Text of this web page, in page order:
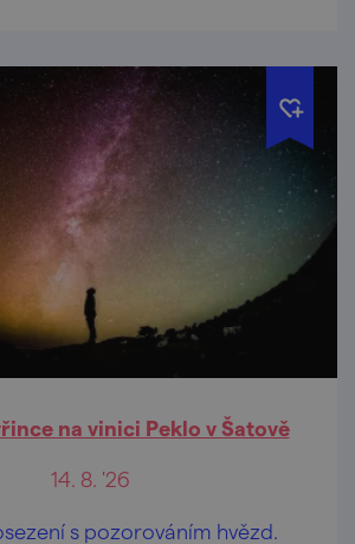
na vinici Peklo v Šatově
14. 8. '26
s pozorováním hvězd.